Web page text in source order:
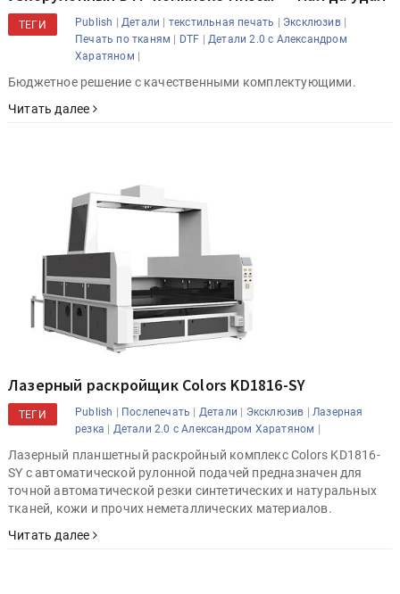
ТЕГИ Publish | Детали | текстильная печать | Эксклюзив|
Печать по тканям | DTF | Детали 2.0 с Александром
Харатяном |
Бюджетное решение с качественными комплектующими.
Читать далее
Лазерный раскройщик Colors KD1816-SY
ТЕГИ Publish | Послепечать | Детали | Эксклюзив |Лазерная
резка | Детали 2.0 с Александром Харатяном |
Лазерный планшетный раскройный комплекс Colors KD1816-
SY с автоматической рулонной подачей предназначен для
точной автоматической резки синтетических и натуральных
тканей, кожи и прочих неметаллических материалов.
Читать далее